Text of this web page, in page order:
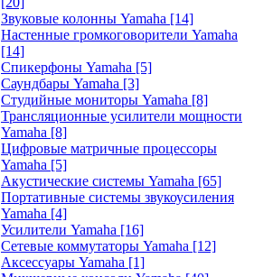
Звуковые колонны Yamaha [14]
Настенные громкоговорители Yamaha
[14]
Спикерфоны Yamaha [5]
Саундбары Yamaha [3]
Студийные мониторы Yamaha [8]
Трансляционные усилители мощности
Yamaha [8]
Цифровые матричные процессоры
Yamaha [5]
Акустические системы Yamaha [65]
Портативные системы звукоусиления
Yamaha [4]
Усилители Yamaha [16]
Сетевые коммутаторы Yamaha [12]
Аксессуары Yamaha [1]